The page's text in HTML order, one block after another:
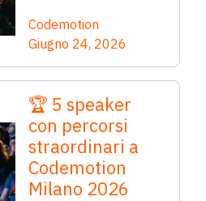
Codemotion
Giugno 24, 2026
🏆 5 speaker
con percorsi
straordinari a
Codemotion
Milano 2026